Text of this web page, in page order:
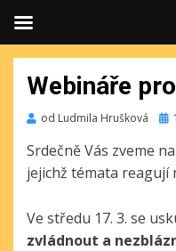
Webináře
od Ludmila Hrušková
Srdečně Vás zveme
jejichž témata reagují
Ve středu 17. 3. se
zvládnout a